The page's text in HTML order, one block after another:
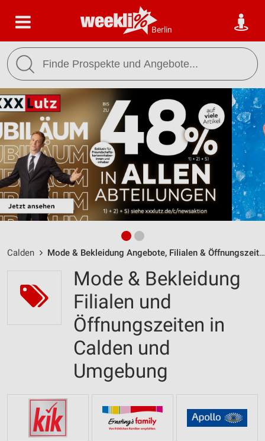
Berlin
Calden Mode & Bekleidung Angebote, Filialen & Öffnungszeiten
Mode & Bekleidung
Filialen und
Öffnungszeiten in
Calden und
Umgebung